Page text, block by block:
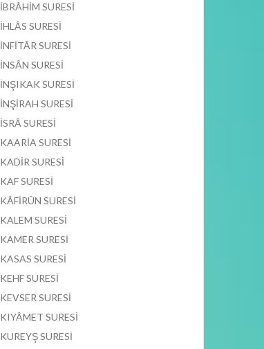
İBRÂHİM SURESİ
İHLÂS SURESİ
İNFİTÂR SURESİ
İNSÂN SURESİ
İNŞIKAK SURESİ
İNŞİRAH SURESİ
İSRÂ SURESİ
KAARİA SURESİ
KADİR SURESİ
KAF SURESİ
KÂFİRÛN SURESİ
KALEM SURESİ
KAMER SURESİ
KASAS SURESİ
KEHF SURESİ
KEVSER SURESİ
KIYÂMET SURESİ
KUREYŞ SURESİ